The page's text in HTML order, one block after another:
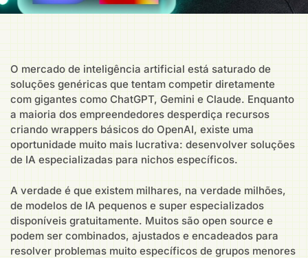
O mercado de inteligência artificial está saturado de
soluções genéricas que tentam competir diretamente
com gigantes como ChatGPT, Gemini e Claude. Enquanto
a maioria dos empreendedores desperdiça recursos
criando wrappers básicos do OpenAI, existe uma
oportunidade muito mais lucrativa: desenvolver soluções
de IA especializadas para nichos específicos.
A verdade é que existem milhares, na verdade milhões,
de modelos de IA pequenos e super especializados
disponíveis gratuitamente. Muitos são open source e
podem ser combinados, ajustados e encadeados para
resolver problemas muito específicos de grupos menores